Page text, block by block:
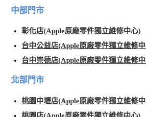
中部門市
彰化店(Apple原廠零件獨立維修中心)
台中公益店(Apple原廠零件獨立維修
台中崇德店(Apple原廠零件獨立維修
北部門市
桃園中壢店(Apple原廠零件獨立維修
桃園店(Apple原廠零件獨立維修中心)